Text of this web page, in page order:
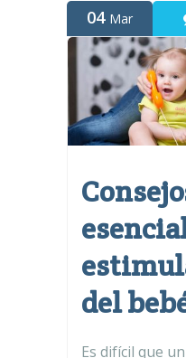
04 Mar
del
Es difícil que